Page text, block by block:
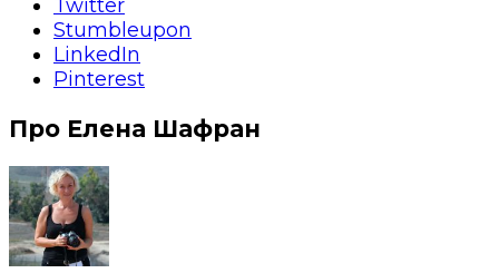
Twitter
Stumbleupon
LinkedIn
Pinterest
Про Елена Шафран